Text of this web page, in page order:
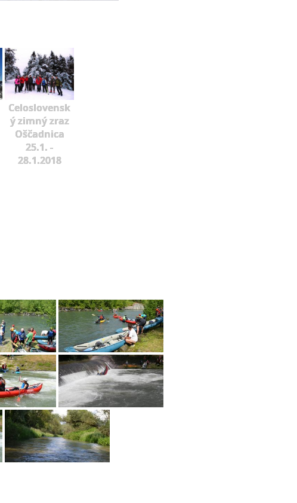
Celoslovensk
ý zimný zraz
Oščadnica
25.1. -
28.1.2018